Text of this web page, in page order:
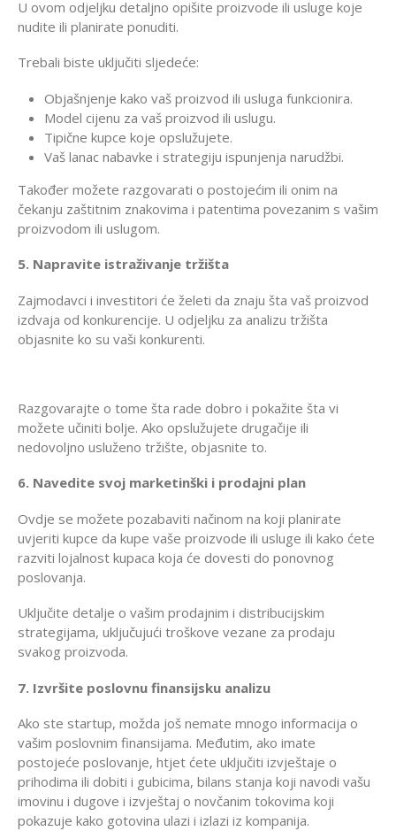
U ovom odjeljku detaljno opišite proizvode ili usluge koje
nudite ili planirate ponuditi.
Trebali biste uključiti sljedeće:
Objašnjenje kako vaš proizvod ili usluga funkcionira.
Model cijenu za vaš proizvod ili uslugu.
Tipične kupce koje opslužujete.
Vaš lanac nabavke i strategiju ispunjenja narudžbi.
Također možete razgovarati o postojećim ili onim na
čekanju zaštitnim znakovima i patentima povezanim s vašim
proizvodom ili uslugom.
5. Napravite istraživanje tržišta
Zajmodavci i investitori će želeti da znaju šta vaš proizvod
izdvaja od konkurencije. U odjeljku za analizu tržišta
objasnite ko su vaši konkurenti.
Razgovarajte o tome šta rade dobro i pokažite šta vi
možete učiniti bolje. Ako opslužujete drugačije ili
nedovoljno usluženo tržište, objasnite to.
6. Navedite svoj marketinški i prodajni plan
Ovdje se možete pozabaviti načinom na koji planirate
uvjeriti kupce da kupe vaše proizvode ili usluge ili kako ćete
razviti lojalnost kupaca koja će dovesti do ponovnog
poslovanja.
Uključite detalje o vašim prodajnim i distribucijskim
strategijama, uključujući troškove vezane za prodaju
svakog proizvoda.
7. Izvršite poslovnu finansijsku analizu
Ako ste startup, možda još nemate mnogo informacija o
vašim poslovnim finansijama. Međutim, ako imate
postojeće poslovanje, htjet ćete uključiti izvještaje o
prihodima ili dobiti i gubicima, bilans stanja koji navodi vašu
imovinu i dugove i izvještaj o novčanim tokovima koji
pokazuje kako gotovina ulazi i izlazi iz kompanija.